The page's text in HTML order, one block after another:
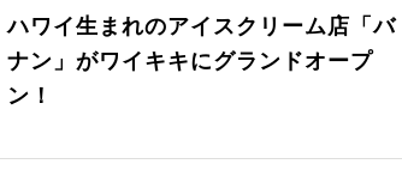
ハワイ生まれのアイスクリーム店「バ
ナン」がワイキキにグランドオープ
ン！